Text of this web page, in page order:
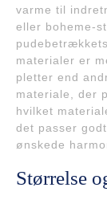
varme til
eller boheme-
materialer er
pletter end
materiale, der
hvilket
det passer
ønskede
Størrelse